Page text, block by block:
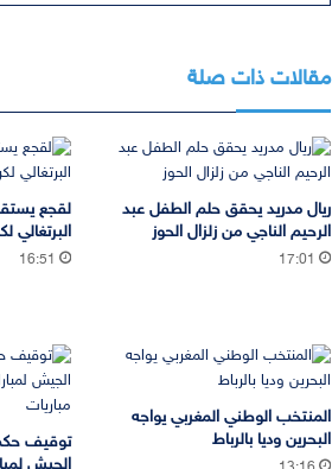
مقالات ذات صلة
ريال مدريد يحقق حلم الطفل عبد
الرحيم الناجي من زلزال الحوز
17:01
لقجع
البرتغالي
16:51
المنتخب الوطني المغربي يواجه
البحرين وديا بالرباط
توقيف